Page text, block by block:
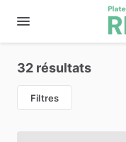
32 résultats
Filtres